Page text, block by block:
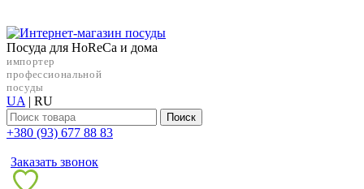
Посуда для HoReCa и дома
импортер
профессиональной
посуды
UA | RU
Поиск
+38‎0 (93) 677 88 83
Заказать звонок